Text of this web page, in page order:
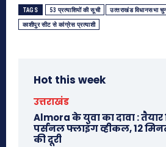
TAGS 53 प्रत्याशियों की सूची उत्‍तराखंड विधानसभा
काशीपुर सीट से कांग्रेस प्रत्याशी
Hot this week
उत्तराखंड
Almora के युवा का दावा :
पर्सनल फ्लाइंग व्हीकल, 12
की दूरी